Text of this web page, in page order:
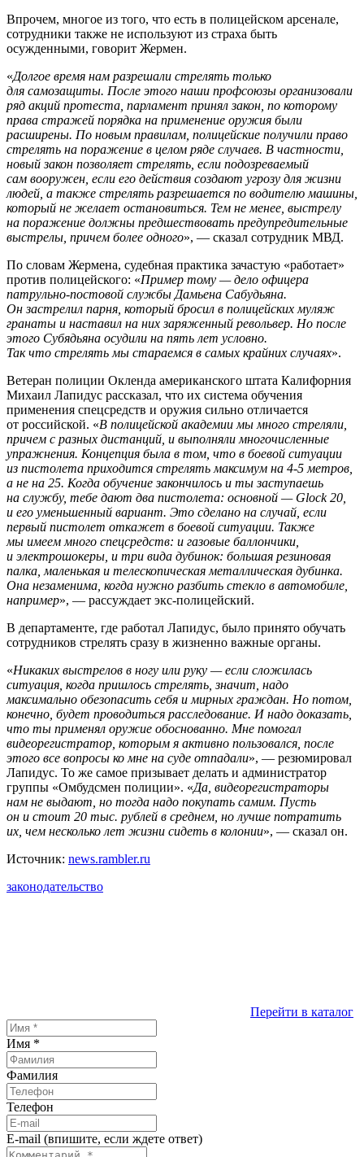
Впрочем, многое из того, что есть в полицейском арсенале,
сотрудники также не используют из страха быть
осужденными, говорит Жермен.
«Долгое время нам разрешали стрелять только
для самозащиты. После этого наши профсоюзы организовали
ряд акций протеста, парламент принял закон, по которому
права стражей порядка на применение оружия были
расширены. По новым правилам, полицейские получили право
стрелять на поражение в целом ряде случаев. В частности,
новый закон позволяет стрелять, если подозреваемый
сам вооружен, если его действия создают угрозу для жизни
людей, а также стрелять разрешается по водителю машины,
который не желает остановиться. Тем не менее, выстрелу
на поражение должны предшествовать предупредительные
выстрелы, причем более одного», — сказал сотрудник МВД.
По словам Жермена, судебная практика зачастую «работает»
против полицейского: «Пример тому — дело офицера
патрульно-постовой службы Дамьена Сабудьяна.
Он застрелил парня, который бросил в полицейских муляж
гранаты и наставил на них заряженный револьвер. Но после
этого Субядьяна осудили на пять лет условно.
Так что стрелять мы стараемся в самых крайних случаях».
Ветеран полиции Окленда американского штата Калифорния
Михаил Лапидус рассказал, что их система обучения
применения спецсредств и оружия сильно отличается
от российской. «В полицейской академии мы много стреляли,
причем с разных дистанций, и выполняли многочисленные
упражнения. Концепция была в том, что в боевой ситуации
из пистолета приходится стрелять максимум на 4-5 метров,
а не на 25. Когда обучение закончилось и ты заступаешь
на службу, тебе дают два пистолета: основной — Glock 20,
и его уменьшенный вариант. Это сделано на случай, если
первый пистолет откажет в боевой ситуации. Также
мы имеем много спецсредств: и газовые баллончики,
и электрошокеры, и три вида дубинок: большая резиновая
палка, маленькая и телескопическая металлическая дубинка.
Она незаменима, когда нужно разбить стекло в автомобиле,
например», — рассуждает экс-полицейский.
В департаменте, где работал Лапидус, было принято обучать
сотрудников стрелять сразу в жизненно важные органы.
«Никаких выстрелов в ногу или руку — если сложилась
ситуация, когда пришлось стрелять, значит, надо
максимально обезопасить себя и мирных граждан. Но потом,
конечно, будет проводиться расследование. И надо доказать,
что ты применял оружие обоснованно. Мне помогал
видеорегистратор, которым я активно пользовался, после
этого все вопросы ко мне на суде отпадали», — резюмировал
Лапидус. То же самое призывает делать и администратор
группы «Омбудсмен полиции». «Да, видеорегистраторы
нам не выдают, но тогда надо покупать самим. Пусть
он и стоит 20 тыс. рублей в среднем, но лучше потратить
их, чем несколько лет жизни сидеть в колонии», — сказал он.
Источник: news.rambler.ru
законодательство
Перейти в каталог
Имя *
Фамилия
Телефон
E-mail (впишите, если ждете ответ)